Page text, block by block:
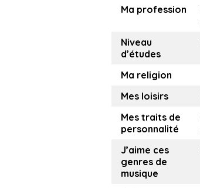
Ma profession
Niveau
d’études
Ma religion
Mes loisirs
Mes traits de
personnalité
J’aime ces
genres de
musique